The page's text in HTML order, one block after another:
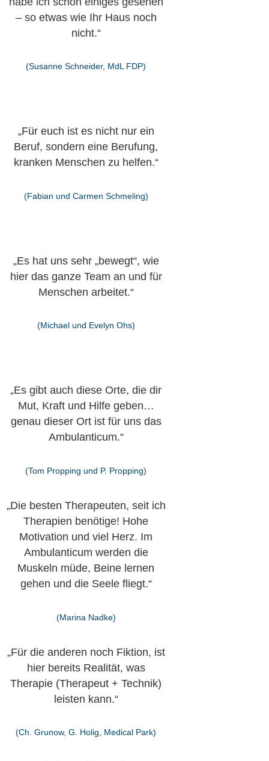
– so etwas wie Ihr Haus noch
nicht.“
(Susanne Schneider, MdL FDP)
„Für euch ist es nicht nur ein
Beruf, sondern eine Berufung,
kranken Menschen zu helfen.“
(Fabian und Carmen Schmeling)
„Es hat uns sehr „bewegt“, wie
hier das ganze Team an und für
Menschen arbeitet.“
(Michael und Evelyn Ohs)
„Es gibt auch diese Orte, die dir
Mut, Kraft und Hilfe geben…
genau dieser Ort ist für uns das
Ambulanticum.“
(Tom Propping und P. Propping)
„Die besten Therapeuten, seit ich
Therapien benötige! Hohe
Motivation und viel Herz. Im
Ambulanticum werden die
Muskeln müde, Beine lernen
gehen und die Seele fliegt.“
(Marina Nadke)
„Für die anderen noch Fiktion, ist
hier bereits Realität, was
Therapie (Therapeut + Technik)
leisten kann.“
(Ch. Grunow, G. Holig, Medical Park)